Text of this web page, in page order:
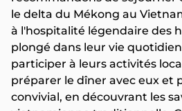
le delta du Mékong au
à l'hospitalité légendaire des
plongé dans leur vie
participer à leurs activités
préparer le dîner avec eux et
convivial, en découvrant les